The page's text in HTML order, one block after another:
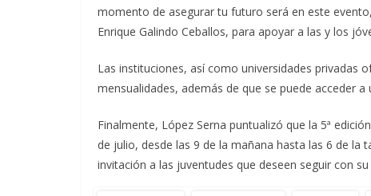
momento de asegurar tu futuro será en este
Enrique Galindo Ceballos, para apoyar a las y los
Las instituciones, así como universidades privadas
mensualidades, además de que se puede acceder
Finalmente, López Serna puntualizó que la 5ª
de julio, desde las 9 de la mañana hasta las 6 de la
invitación a las juventudes que deseen seguir con